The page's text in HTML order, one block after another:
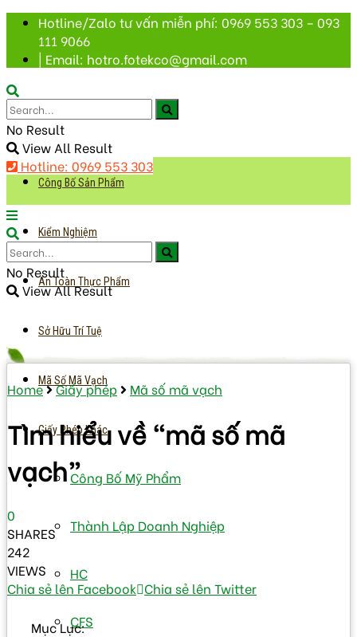
Hotline/Zalo tư vấn miễn phí: 0969 553 303 – 093
111 9066
| Email: hotro.fotekco@gmail.com
No Result
View All Result
Hotline: 0969 553 303
Công Bố Sản Phẩm
Kiểm Nghiệm
An Toàn Thực Phẩm
Sở Hữu Trí Tuệ
Mã Số Mã Vạch
Giấy Phép Khác
Công Bố Mỹ Phẩm
Thành Lập Doanh Nghiệp
HC
CFS
No Result
View All Result
Home Giấy phép Mã số mã vạch
Tìm hiểu về “mã số mã
vạch”
0
SHARES
242
VIEWS
Chia sẻ lên Facebook Chia sẻ lên Twitter
Mục Lục: